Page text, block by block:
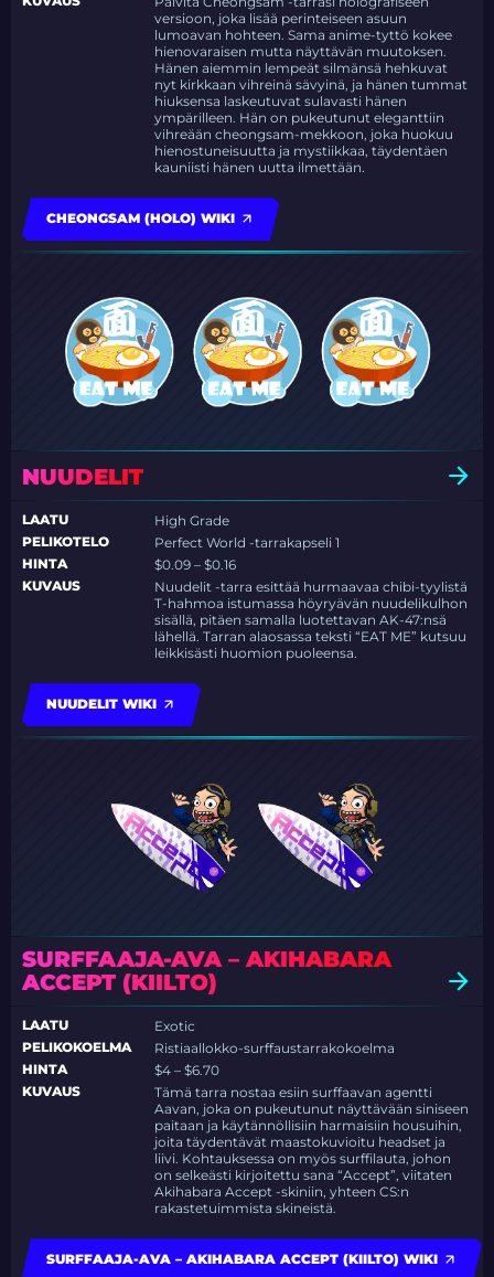
versioon, joka lisää perinteiseen asuun
lumoavan hohteen. Sama anime-tyttö kokee
hienovaraisen mutta näyttävän muutoksen.
Hänen aiemmin lempeät silmänsä hehkuvat
nyt kirkkaan vihreinä sävyinä, ja hänen tummat
hiuksensa laskeutuvat sulavasti hänen
ympärilleen. Hän on pukeutunut eleganttiin
vihreään cheongsam-mekkoon, joka huokuu
hienostuneisuutta ja mystiikkaa, täydentäen
kauniisti hänen uutta ilmettään.
CHEONGSAM (HOLO) WIKI
NUUDELIT
LAATU
High Grade
PELIKOTELO
Perfect World -tarrakapseli 1
HINTA
$0.09 – $0.16
KUVAUS
Nuudelit -tarra esittää hurmaavaa chibi-tyylistä
T-hahmoa istumassa höyryävän nuudelikulhon
sisällä, pitäen samalla luotettavan AK-47:nsä
lähellä. Tarran alaosassa teksti “EAT ME” kutsuu
leikkisästi huomion puoleensa.
NUUDELIT WIKI
SURFFAAJA-AVA – AKIHABARA
ACCEPT (KIILTO)
LAATU
Exotic
PELIKOKOELMA
Ristiaallokko-surffaustarrakokoelma
HINTA
$4 – $6.70
KUVAUS
Tämä tarra nostaa esiin surffaavan agentti
Aavan, joka on pukeutunut näyttävään siniseen
paitaan ja käytännöllisiin harmaisiin housuihin,
joita täydentävät maastokuvioitu headset ja
liivi. Kohtauksessa on myös surffilauta, johon
on selkeästi kirjoitettu sana “Accept”, viitaten
Akihabara Accept -skiniin, yhteen CS:n
rakastetuimmista skineistä.
SURFFAAJA-AVA – AKIHABARA ACCEPT (KIILTO) WIKI